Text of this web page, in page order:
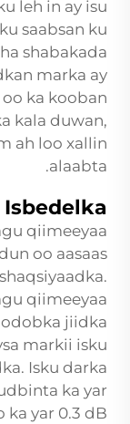
leh in ay isu
saabsan ku
shabakada
marka ay
ka kooban
kala duwan,
ah loo xallin
alaabta.
qiimeeyaa
oo aasaas
qiimeeyaa
jiidka
markii isku
Isku darka
ka yar
ka yar 0.3 dB